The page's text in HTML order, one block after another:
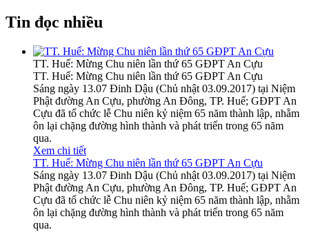
Tin đọc nhiều
TT. Huế: Mừng Chu niên lần thứ 65 GĐPT An Cựu
TT. Huế: Mừng Chu niên lần thứ 65 GĐPT An Cựu
Sáng ngày 13.07 Đinh Dậu (Chủ nhật 03.09.2017) tại Niệm
Phật đường An Cựu, phường An Đông, TP. Huế; GĐPT An
Cựu đã tổ chức lễ Chu niên kỷ niệm 65 năm thành lập, nhằm
ôn lại chặng đường hình thành và phát triển trong 65 năm
qua.
Xem chi tiết
TT. Huế: Mừng Chu niên lần thứ 65 GĐPT An Cựu
Sáng ngày 13.07 Đinh Dậu (Chủ nhật 03.09.2017) tại Niệm
Phật đường An Cựu, phường An Đông, TP. Huế; GĐPT An
Cựu đã tổ chức lễ Chu niên kỷ niệm 65 năm thành lập, nhằm
ôn lại chặng đường hình thành và phát triển trong 65 năm
qua.